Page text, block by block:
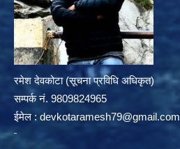
रमेश देवकोटा (सूचना प्रविधि अधिकृत)
सम्पर्क न‌ं. 9809824965
ईमेल : devkotaramesh79@gmail.com